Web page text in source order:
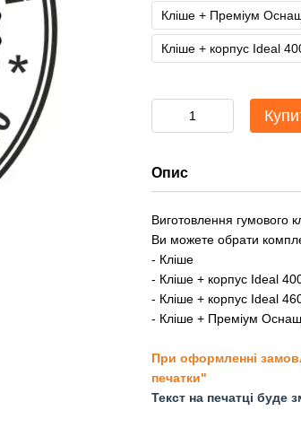
Кліше + Преміум
Кліше + корпус Ideal
Опис
Виготовлення гумового
Ви можете обрати
- Кліше
- Кліше + корпус Ideal
- Кліше + корпус Ideal
- Кліше + Преміум
При оформленні
печатки"
Текст на печатці буде